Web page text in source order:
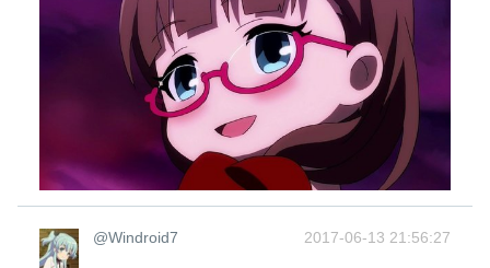
@Windroid7 2017-06-13 21:56:27